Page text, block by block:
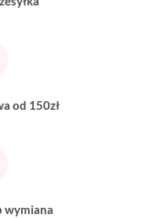
od 150zł
wymiana